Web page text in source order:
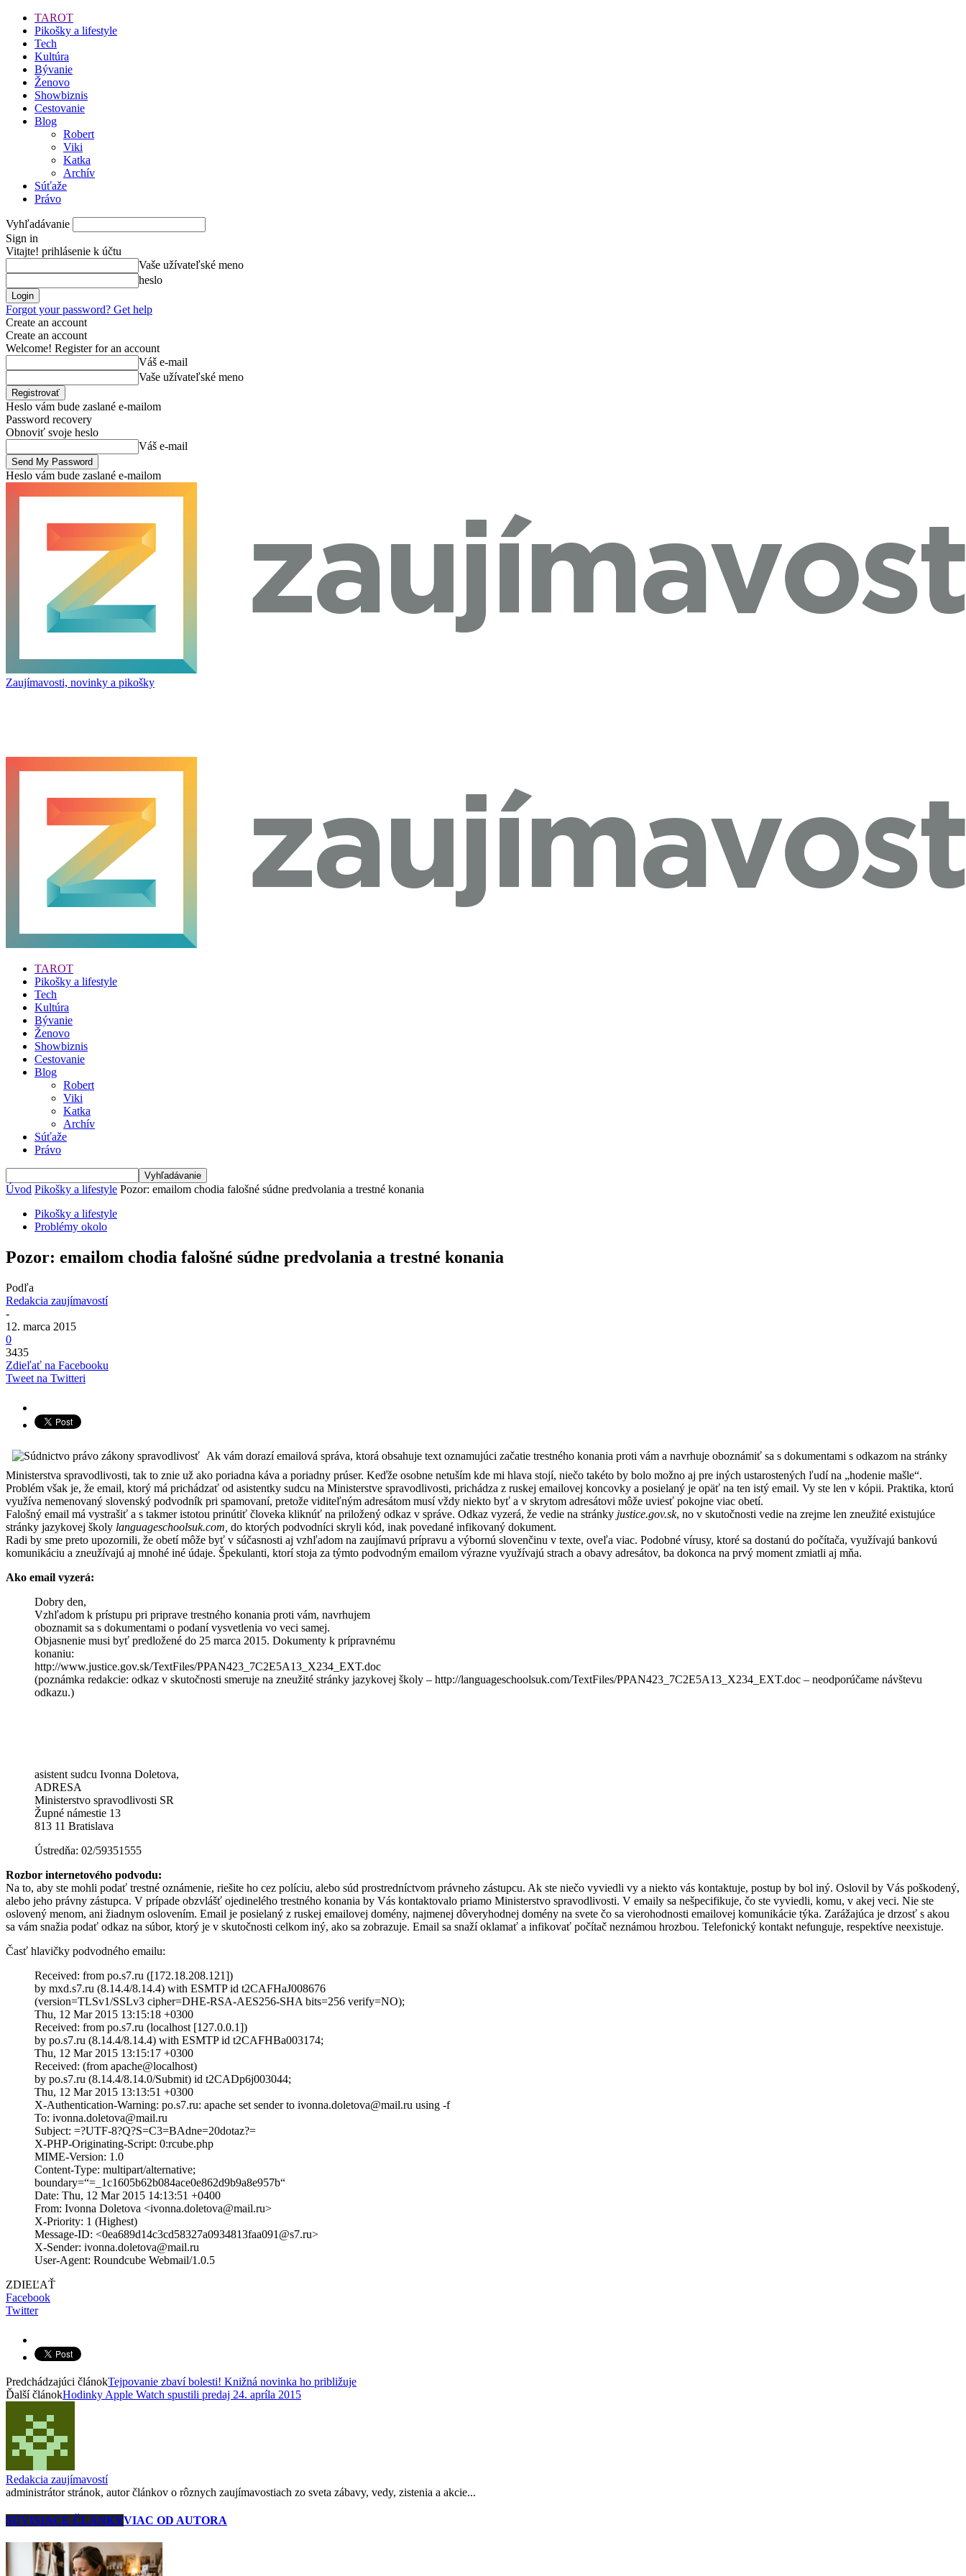
TAROT
Pikošky a lifestyle
Tech
Kultúra
Bývanie
Ženovo
Showbiznis
Cestovanie
Blog
Robert
Viki
Katka
Archív
Súťaže
Právo
Vyhľadávanie
Sign in
Vitajte! prihlásenie k účtu
Vaše užívateľské meno
heslo
Forgot your password? Get help
Create an account
Create an account
Welcome! Register for an account
Váš e-mail
Vaše užívateľské meno
Heslo vám bude zaslané e-mailom
Password recovery
Obnoviť svoje heslo
Váš e-mail
Heslo vám bude zaslané e-mailom
Zaujímavosti, novinky a pikošky
TAROT
Pikošky a lifestyle
Tech
Kultúra
Bývanie
Ženovo
Showbiznis
Cestovanie
Blog
Robert
Viki
Katka
Archív
Súťaže
Právo
Úvod Pikošky a lifestyle Pozor: emailom chodia falošné súdne predvolania a trestné konania
Pikošky a lifestyle
Problémy okolo
Pozor: emailom chodia falošné súdne predvolania a trestné konania
Podľa
Redakcia zaujímavostí
-
12. marca 2015
0
3435
Zdieľať na Facebooku
Tweet na Twitteri
Ak vám dorazí emailová správa, ktorá obsahuje text oznamujúci začatie trestného konania proti vám a navrhuje oboznámiť sa s dokumentami s odkazom na stránky
Ministerstva spravodlivosti, tak to znie už ako poriadna káva a poriadny prúser. Keďže osobne netuším kde mi hlava stojí, niečo takéto by bolo možno aj pre iných ustarostených ľudí na „hodenie mašle“.
Problém však je, že email, ktorý má prichádzať od asistentky sudcu na Ministerstve spravodlivosti, prichádza z ruskej emailovej koncovky a posielaný je opäť na ten istý email. Vy ste len v kópii. Praktika, ktorú
využíva nemenovaný slovenský podvodník pri spamovaní, pretože viditeľným adresátom musí vždy niekto byť a v skrytom adresátovi môže uviesť pokojne viac obetí.
Falošný email má vystrašiť a s takmer istotou prinútiť človeka kliknúť na priložený odkaz v správe. Odkaz vyzerá, že vedie na stránky justice.gov.sk, no v skutočnosti vedie na zrejme len zneužité existujúce
stránky jazykovej školy languageschoolsuk.com, do ktorých podvodníci skryli kód, inak povedané infikovaný dokument.
Radi by sme preto upozornili, že obetí môže byť v súčasnosti aj vzhľadom na zaujímavú prípravu a výbornú slovenčinu v texte, oveľa viac. Podobné vírusy, ktoré sa dostanú do počítača, využívajú bankovú
komunikáciu a zneužívajú aj mnohé iné údaje. Špekulanti, ktorí stoja za týmto podvodným emailom výrazne využívajú strach a obavy adresátov, ba dokonca na prvý moment zmiatli aj mňa.
Ako email vyzerá:
Dobry den,
Vzhľadom k prístupu pri priprave trestného konania proti vám, navrhujem
oboznamit sa s dokumentami o podaní vysvetlenia vo veci samej.
Objasnenie musi byť predložené do 25 marca 2015. Dokumenty k prípravnému
konaniu:
http://www.justice.gov.sk/TextFiles/PPAN423_7C2E5A13_X234_EXT.doc
(poznámka redakcie: odkaz v skutočnosti smeruje na zneužité stránky jazykovej školy – http://languageschoolsuk.com/TextFiles/PPAN423_7C2E5A13_X234_EXT.doc – neodporúčame návštevu
odkazu.)
asistent sudcu Ivonna Doletova,
ADRESA
Ministerstvo spravodlivosti SR
Župné námestie 13
813 11 Bratislava
Ústredňa: 02/59351555
Rozbor internetového podvodu:
Na to, aby ste mohli podať trestné oznámenie, riešite ho cez políciu, alebo súd prostredníctvom právneho zástupcu. Ak ste niečo vyviedli vy a niekto vás kontaktuje, postup by bol iný. Oslovil by Vás poškodený,
alebo jeho právny zástupca. V prípade obzvlášť ojedinelého trestného konania by Vás kontaktovalo priamo Ministerstvo spravodlivosti. V emaily sa nešpecifikuje, čo ste vyviedli, komu, v akej veci. Nie ste
oslovený menom, ani žiadnym oslovením. Email je posielaný z ruskej emailovej domény, najmenej dôveryhodnej domény na svete čo sa vierohodnosti emailovej komunikácie týka. Zarážajúca je drzosť s akou
sa vám snažia podať odkaz na súbor, ktorý je v skutočnosti celkom iný, ako sa zobrazuje. Email sa snaží oklamať a infikovať počítač neznámou hrozbou. Telefonický kontakt nefunguje, respektíve neexistuje.
Časť hlavičky podvodného emailu:
Received: from po.s7.ru ([172.18.208.121])
by mxd.s7.ru (8.14.4/8.14.4) with ESMTP id t2CAFHaJ008676
(version=TLSv1/SSLv3 cipher=DHE-RSA-AES256-SHA bits=256 verify=NO);
Thu, 12 Mar 2015 13:15:18 +0300
Received: from po.s7.ru (localhost [127.0.0.1])
by po.s7.ru (8.14.4/8.14.4) with ESMTP id t2CAFHBa003174;
Thu, 12 Mar 2015 13:15:17 +0300
Received: (from apache@localhost)
by po.s7.ru (8.14.4/8.14.0/Submit) id t2CADp6j003044;
Thu, 12 Mar 2015 13:13:51 +0300
X-Authentication-Warning: po.s7.ru: apache set sender to ivonna.doletova@mail.ru using -f
To: ivonna.doletova@mail.ru
Subject: =?UTF-8?Q?S=C3=BAdne=20dotaz?=
X-PHP-Originating-Script: 0:rcube.php
MIME-Version: 1.0
Content-Type: multipart/alternative;
boundary=“=_1c1605b62b084ace0e862d9b9a8e957b“
Date: Thu, 12 Mar 2015 14:13:51 +0400
From: Ivonna Doletova <ivonna.doletova@mail.ru>
X-Priority: 1 (Highest)
Message-ID: <0ea689d14c3cd58327a0934813faa091@s7.ru>
X-Sender: ivonna.doletova@mail.ru
User-Agent: Roundcube Webmail/1.0.5
ZDIEĽAŤ
Facebook
Twitter
Predchádzajúci článokTejpovanie zbaví bolesti! Knižná novinka ho približuje
Ďalší článokHodinky Apple Watch spustili predaj 24. apríla 2015
Redakcia zaujímavostí
administrátor stránok, autor článkov o rôznych zaujímavostiach zo sveta zábavy, vedy, zistenia a akcie...
SÚVISIACE ČLÁNKYVIAC OD AUTORA